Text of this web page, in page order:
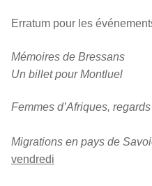
Erratum pour les
Mémoires de Bressans
Un billet pour Montluel
Femmes d’Afriques,
Migrations en pays de
vendredi